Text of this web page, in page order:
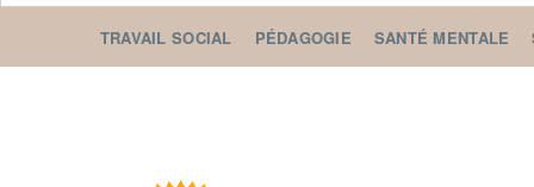
TRAVAIL SOCIAL PÉDAGOGIE SANTÉ MENTALE